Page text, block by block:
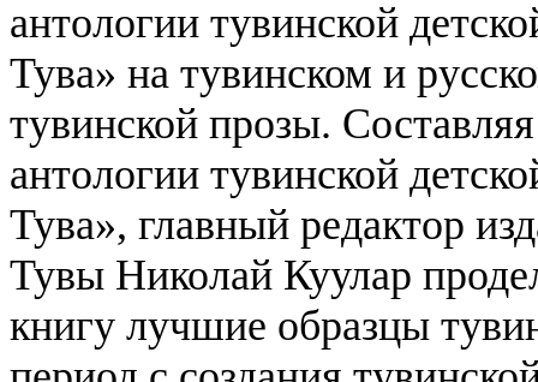
антологии тувинской
Тува» на тувинском и
тувинской прозы.
антологии тувинской
Тува», главный редактор
Тувы Николай Куулар
книгу лучшие образцы